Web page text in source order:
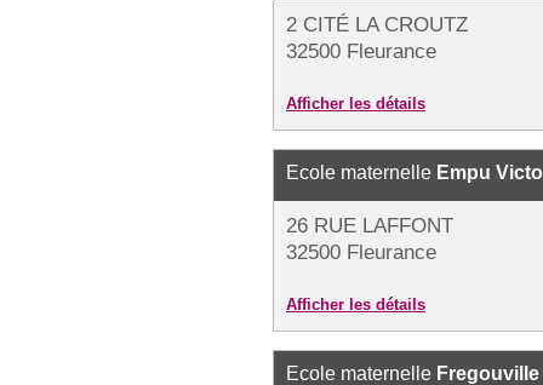
2 CITÉ LA CROUTZ
32500 Fleurance
Afficher les détails
Ecole maternelle Empu
26 RUE LAFFONT
32500 Fleurance
Afficher les détails
Ecole maternelle Fregouville